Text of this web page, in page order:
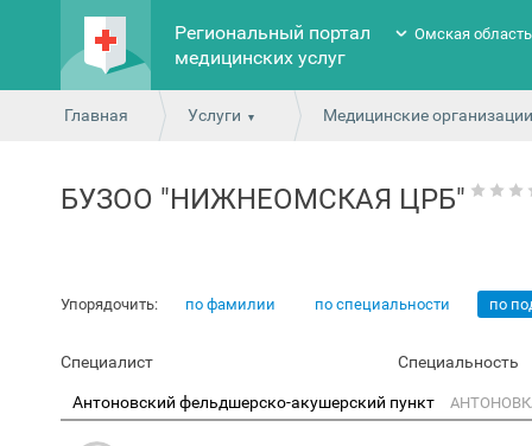
Региональный портал
медицинских услуг
Омская область
Главная Услуги Медицинские
БУЗОО "НИЖНЕОМСКАЯ ЦРБ"
Упорядочить: по фамилии по специальности по
Специалист Специальность
Антоновский фельдшерско-акушерский пункт